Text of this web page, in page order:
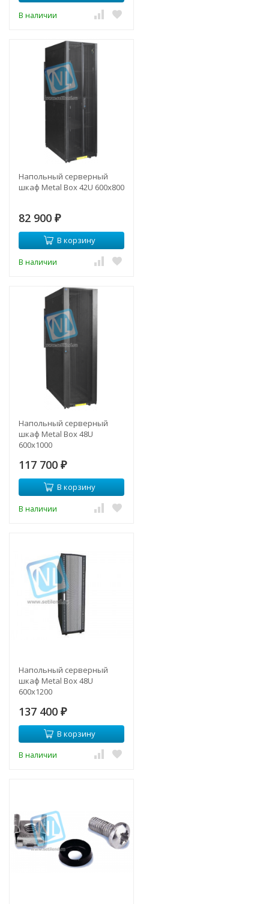
В наличии
Напольный серверный
шкаф Metal Box 42U 600х800
82 900 ₽
В корзину
В наличии
Напольный серверный
шкаф Metal Box 48U
600х1000
117 700 ₽
В корзину
В наличии
Напольный серверный
шкаф Metal Box 48U
600х1200
137 400 ₽
В корзину
В наличии